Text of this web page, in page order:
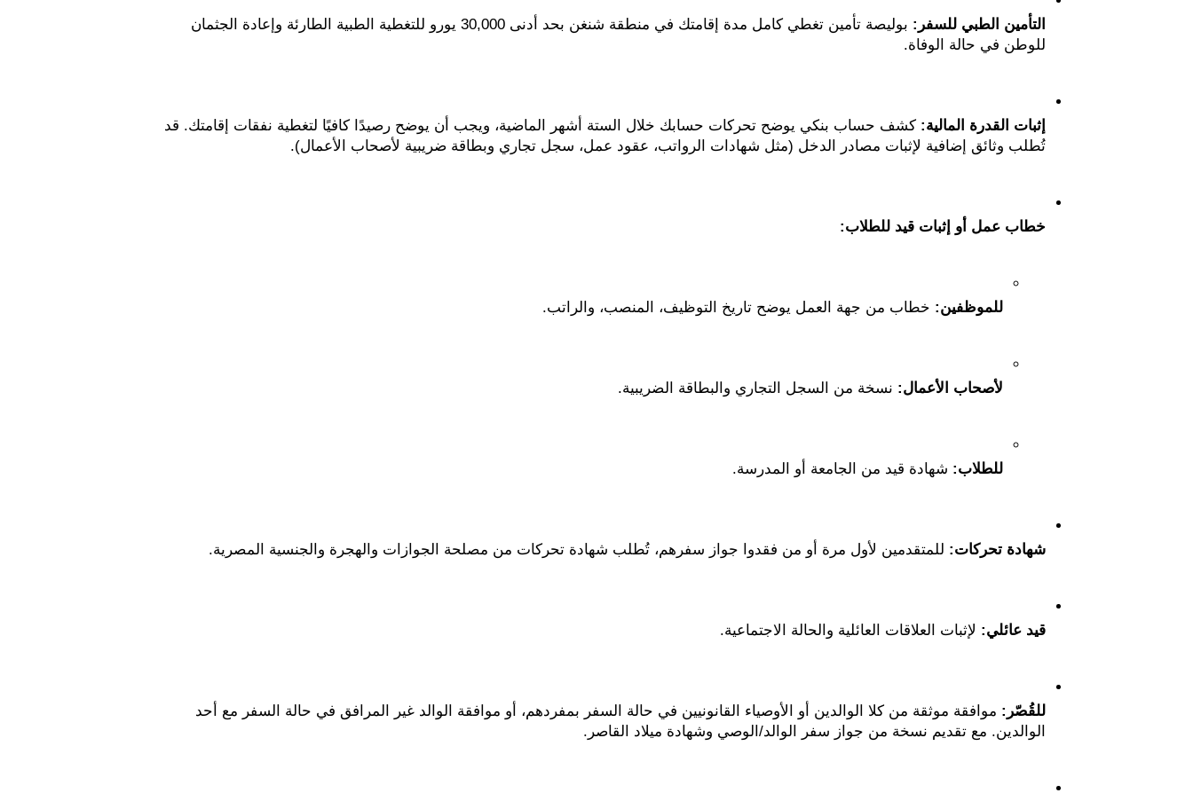
التأمين الطبي للسفر:
للوطن في حالة الوفاة.
إثبات القدرة المالية:
تُطلب وثائق إضافية لإثبات مصادر الدخل (مثل شهادات الرواتب، عقود عمل، سجل تجاري وبطاقة ضريبية لأصحاب الأعمال).
خطاب عمل أو إثبات قيد للطلاب:
للموظفين: خطاب من جهة العمل يوضح تاريخ التوظيف، المنصب، والراتب.
لأصحاب الأعمال: نسخة من السجل التجاري والبطاقة الضريبية.
للطلاب: شهادة قيد من الجامعة أو المدرسة.
شهادة تحركات: للمتقدمين لأول مرة أو من فقدوا جواز سفرهم، تُطلب شهادة تحركات من مصلحة الجوازات والهجرة والجنسية المصرية.
قيد عائلي: لإثبات العلاقات العائلية والحالة الاجتماعية.
للقُصّر:
الوالدين. مع تقديم نسخة من جواز سفر الوالد/الوصي وشهادة ميلاد القاصر.